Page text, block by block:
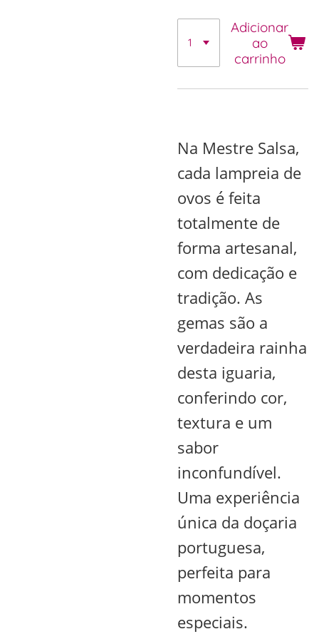
Adicionar
ao
carrinho
Na Mestre Salsa,
cada lampreia de
ovos é feita
totalmente de
forma artesanal,
com dedicação e
tradição. As
gemas são a
verdadeira rainha
desta iguaria,
conferindo cor,
textura e um
sabor
inconfundível.
Uma experiência
única da doçaria
portuguesa,
perfeita para
momentos
especiais.